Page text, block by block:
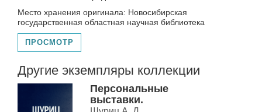
Место хранения оригинала: Новосибирская
государственная областная научная библиотека
ПРОСМОТР
Другие экземпляры коллекции
Персональные
выставки.